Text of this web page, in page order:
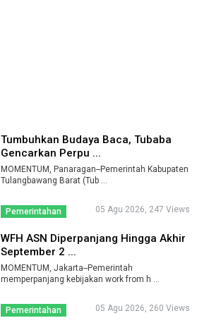
Tumbuhkan Budaya Baca, Tubaba
Gencarkan Perpu ...
MOMENTUM, Panaragan--Pemerintah Kabupaten
Tulangbawang Barat (Tub ...
Pemerintahan 05 Agu 2026, 247 Views
WFH ASN Diperpanjang Hingga Akhir
September 2 ...
MOMENTUM, Jakarta--Pemerintah
memperpanjang kebijakan work from h ...
Pemerintahan 05 Agu 2026, 260 Views